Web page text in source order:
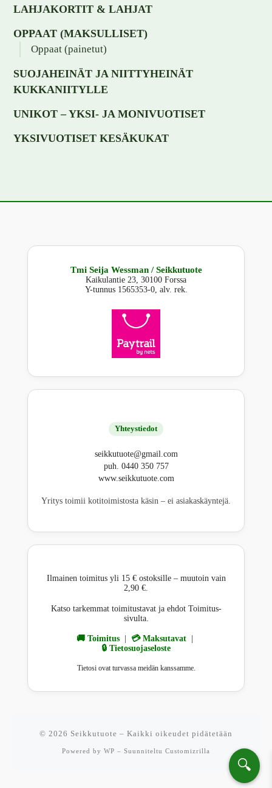
LAHJAKORTIT & LAHJAT
OPPAAT (MAKSULLISET)
Oppaat (painetut)
SUOJAHEINÄT JA NIITTYHEINÄT
KUKKANIITYLLE
UNIKOT – YKSI- JA MONIVUOTISET
YKSIVUOTISET KESÄKUKAT
Tmi Seija Wessman / Seikkutuote
Kaikulantie 23, 30100 Forssa
Y-tunnus 1565353-0, alv. rek.
Yhteystiedot
seikkutuote@gmail.com
puh. 0440 350 757
www.seikkutuote.com
Yritys toimii kotitoimistosta käsin – ei asiakaskäyntejä.
Ilmainen toimitus yli 15 € ostoksille – muutoin vain
2,90 €.
Katso tarkemmat toimitustavat ja ehdot Toimitus-
sivulta.
🚚 Toimitus 💳 Maksutavat
🔒 Tietosuojaseloste
Tietosi ovat turvassa meidän kanssamme.
© 2026 Seikkutuote – Kaikki oikeudet pidätetään
Powered by WP – Suunniteltu Customizrilla
🔍